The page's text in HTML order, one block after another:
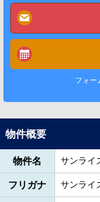
フォー
物件概要
物件名 サンライ
フリガナ サンライ